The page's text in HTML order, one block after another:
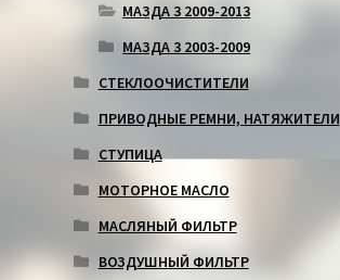
МАЗДА 3 2009-2013
МАЗДА 3 2003-2009
СТЕКЛООЧИСТИТЕЛИ
ПРИВОДНЫЕ РЕМНИ, НАТЯЖИТЕЛИ
СТУПИЦА
МОТОРНОЕ МАСЛО
МАСЛЯНЫЙ ФИЛЬТР
ВОЗДУШНЫЙ ФИЛЬТР